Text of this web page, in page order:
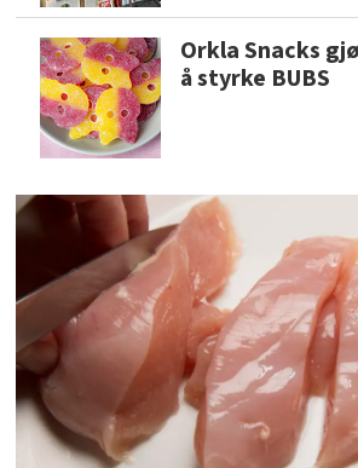
Orkla Snacks
å styrke BUBS